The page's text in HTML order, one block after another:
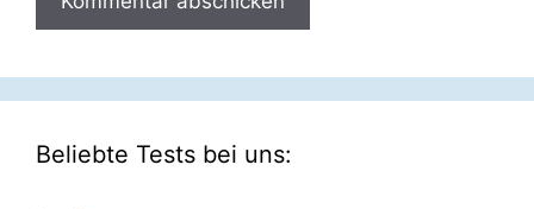
Beliebte Tests bei uns: